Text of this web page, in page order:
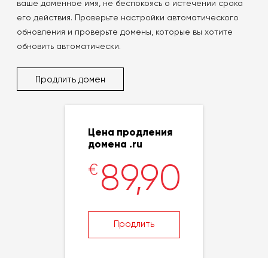
ваше доменное имя, не беспокоясь о истечении срока
его действия. Проверьте настройки автоматического
обновления и проверьте домены, которые вы хотите
обновить автоматически.
Продлить домен
Цена продления
домена .ru
€ 89,90
Продлить